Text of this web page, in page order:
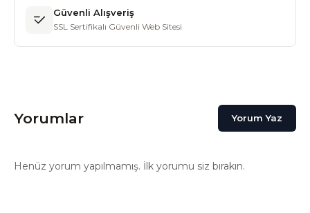
Güvenli Alışveriş
SSL Sertifikalı Güvenli Web Sitesi
Yorumlar Yorum Yaz
Henüz yorum yapılmamış. İlk yorumu siz bırakın.